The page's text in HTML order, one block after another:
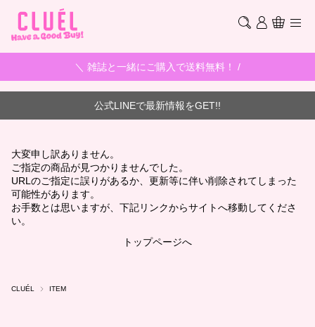
＼ 雑誌と一緒にご購入で送料無料！ /
公式LINEで最新情報をGET!!
大変申し訳ありません。
ご指定の商品が見つかりませんでした。
URLのご指定に誤りがあるか、更新等に伴い削除されてしまった
可能性があります。
お手数とは思いますが、下記リンクからサイトへ移動してくださ
い。
トップページへ
CLUÉL ITEM